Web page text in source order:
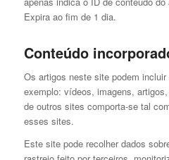
Expira ao fim de 1 dia.
Conteúdo
Os artigos neste site podem
exemplo: vídeos, imagens,
de outros sites comporta-se tal
esses sites.
Este site pode recolher dados